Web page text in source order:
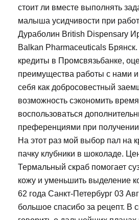
стоит ли вместе выполнять
малыша усидчивости при
Дураболин British Dispensary
Balkan Pharmaceuticals
кредиты в Промсвязьбанке,
преимущества работы с нами
себя как добросовестный
возможность сэкономить
воспользоваться
преференциями при
На этот раз мой выбор пал на
пачку клубники в шоколаде.
Термальный скраб помогает
кожу и уменьшить выделение
62 года Санкт-Петербург 03
большое спасибо за рецепт. В